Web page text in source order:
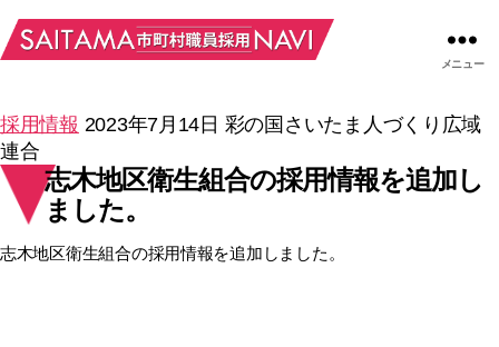
メニュー
採用情報 2023年7月14日 彩の国さいたま人づくり広域
連合
志木地区衛生組合の採用情報を追加し
ました。
志木地区衛生組合の採用情報を追加しました。